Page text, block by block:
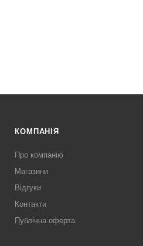
КОМПАНІЯ
Про компанію
Магазини
Відгуки
Контакти
Публічна оферта